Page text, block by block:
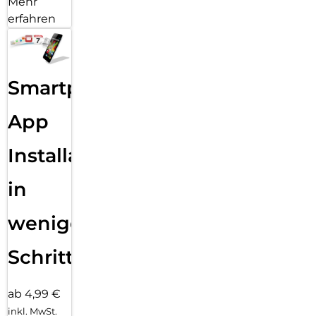
erfahren
Smartphone
App
Installation
in
wenigen
Schritten
ab 4,99 €
inkl. MwSt.